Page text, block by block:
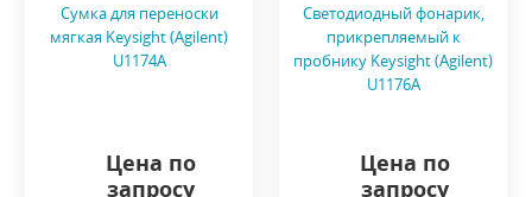
Сумка для переноски
мягкая Keysight (Agilent)
U1174A
Цена по
запросу
Светодиодный фонарик,
прикрепляемый к
пробнику Keysight (Agilent)
U1176A
Цена по
запросу